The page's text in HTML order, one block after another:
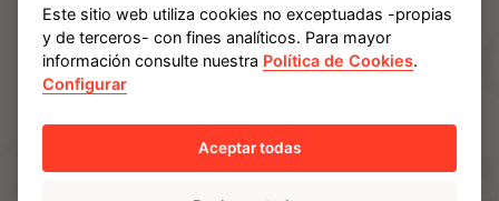
través del enlace que encontrará en el pie de página de
nuestros correos electrónicos.
Sistema Interno de Información
Este sitio web utiliza cookies no exceptuadas -propias
y de terceros- con fines analíticos. Para mayor
información consulte nuestra Política de Cookies.
Configurar
Aceptar todas